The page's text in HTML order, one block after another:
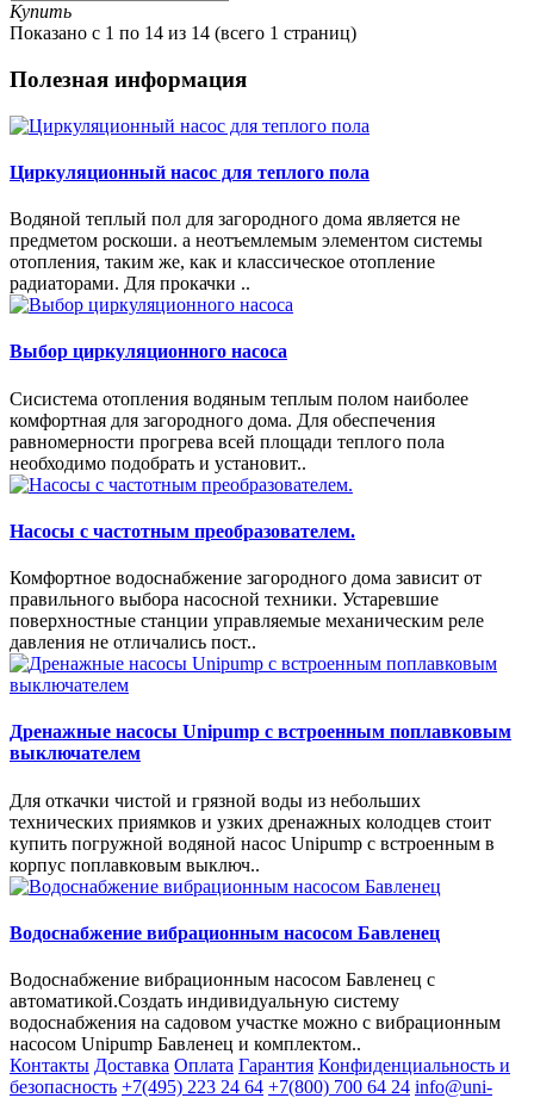
Купить
Показано с 1 по 14 из 14 (всего 1 страниц)
Полезная информация
Циркуляционный насос для теплого пола
Водяной теплый пол для загородного дома является не
предметом роскоши. а неотъемлемым элементом системы
отопления, таким же, как и классическое отопление
радиаторами. Для прокачки ..
Выбор циркуляционного насоса
Сисистема отопления водяным теплым полом наиболее
комфортная для загородного дома. Для обеспечения
равномерности прогрева всей площади теплого пола
необходимо подобрать и установит..
Насосы с частотным преобразователем.
Комфортное водоснабжение загородного дома зависит от
правильного выбора насосной техники. Устаревшие
поверхностные станции управляемые механическим реле
давления не отличались пост..
Дренажные насосы Unipump с встроенным поплавковым
выключателем
Для откачки чистой и грязной воды из небольших
технических приямков и узких дренажных колодцев стоит
купить погружной водяной насос Unipump с встроенным в
корпус поплавковым выключ..
Водоснабжение вибрационным насосом Бавленец
Водоснабжение вибрационным насосом Бавленец с
автоматикой.Создать индивидуальную систему
водоснабжения на садовом участке можно с вибрационным
насосом Unipump Бавленец и комплектом..
Контакты Доставка Оплата Гарантия Конфиденциальность и
безопасность +7(495) 223 24 64 +7(800) 700 64 24 info@uni-